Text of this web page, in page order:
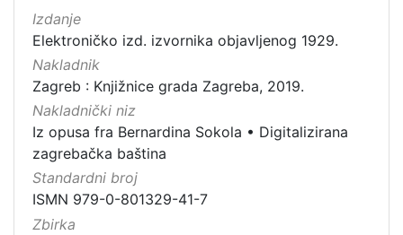
Izdanje
Elektroničko izd. izvornika objavljenog 1929.
Nakladnik
Zagreb : Knjižnice grada Zagreba, 2019.
Nakladnički niz
Iz opusa fra Bernardina Sokola • Digitalizirana
zagrebačka baština
Standardni broj
ISMN 979-0-801329-41-7
Zbirka